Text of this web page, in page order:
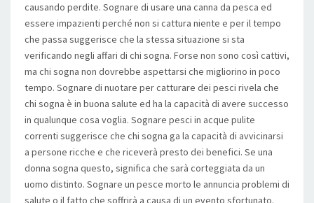
causando perdite. Sognare di usare una canna da pesca ed
essere impazienti perché non si cattura niente e per il tempo
che passa suggerisce che la stessa situazione si sta
verificando negli affari di chi sogna. Forse non sono così cattivi,
ma chi sogna non dovrebbe aspettarsi che migliorino in poco
tempo. Sognare di nuotare per catturare dei pesci rivela che
chi sogna è in buona salute ed ha la capacità di avere successo
in qualunque cosa voglia. Sognare pesci in acque pulite
correnti suggerisce che chi sogna ga la capacità di avvicinarsi
a persone ricche e che riceverà presto dei benefici. Se una
donna sogna questo, significa che sarà corteggiata da un
uomo distinto. Sognare un pesce morto le annuncia problemi di
salute o il fatto che soffrirà a causa di un evento sfortunato.